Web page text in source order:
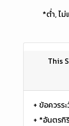
*ต่ำ, ไม่แ
This
+ ข้อควรร
+ *อันตรกิ